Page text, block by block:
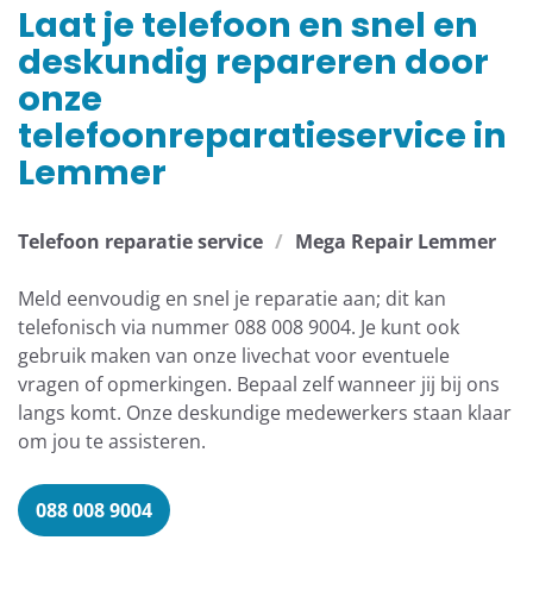
Laat je telefoon en snel en
deskundig repareren door
onze
telefoonreparatieservice in
Lemmer
Telefoon reparatie service Mega Repair Lemmer
Meld eenvoudig en snel je reparatie aan; dit kan
telefonisch via nummer 088 008 9004. Je kunt ook
gebruik maken van onze livechat voor eventuele
vragen of opmerkingen. Bepaal zelf wanneer jij bij ons
langs komt. Onze deskundige medewerkers staan klaar
om jou te assisteren.
088 008 9004